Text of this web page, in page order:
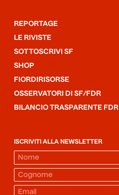
REPORTAGE
LE RIVISTE
SOTTOSCRIVI SF
SHOP
FIORDIRISORSE
OSSERVATORI DI SF/FDR
BILANCIO TRASPARENTE FDR
ISCRIVITI ALLA NEWSLETTER